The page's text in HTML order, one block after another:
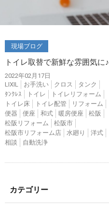
現場ブログ
トイレ取替で新鮮な雰囲気に♪
2022年02月17日
LIXIL
お手洗い クロス
タンク
ﾀﾝｸﾚｽ
トイレ
トイレリフォーム
トイレ床
トイレ配管
リフォーム
便器
便座 和式 暖房便座
松阪
松阪リフォーム
松阪市
松阪市リフォーム店
水廻り
洋式
相談
自動洗浄
カテゴリー